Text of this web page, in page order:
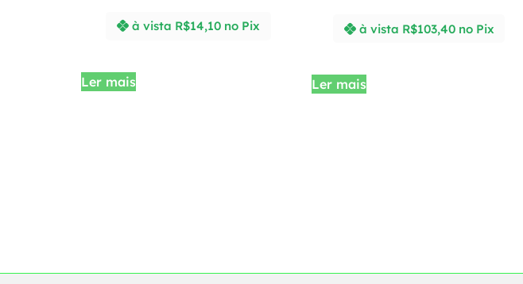
à vista R$14,10 no Pix
Ler mais
à vista R$103,40 no Pix
Ler mais